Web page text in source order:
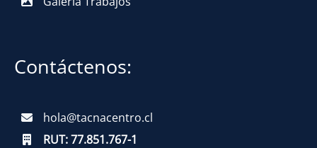
Contáctenos:
hola@tacnacentro.cl
RUT:77.851.767-1